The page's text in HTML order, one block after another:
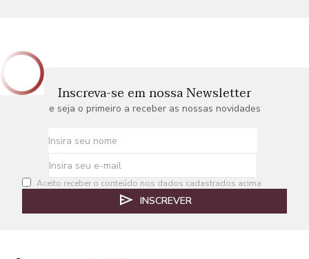
Inscreva-se em nossa Newsletter
e seja o primeiro a receber as nossas novidades
Aceito receber o conteúdo nos dados cadastrados acima
INSCREVER